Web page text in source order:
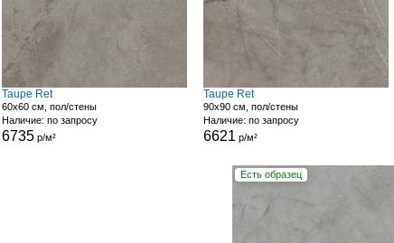
Taupe Ret
60x60 см, пол/стены
Наличие: по запросу
6735р/м²
Taupe Ret
90x90 см, пол/стены
Наличие: по запросу
6621 р/м²
Есть образец